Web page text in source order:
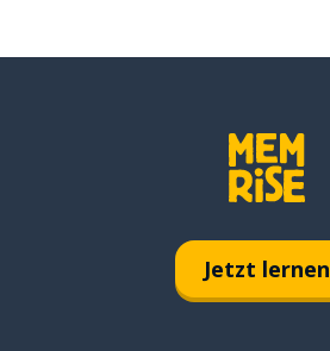
Jetzt lernen